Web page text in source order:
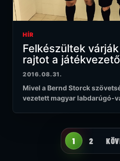
HÍR
Felkészültek
rajtot a
2016.08.31.
Mivel a Bernd Storck
vezetett magyar labdarúgó-
1 2